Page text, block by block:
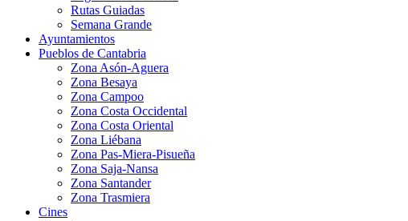
Rutas Guiadas
Semana Grande
Ayuntamientos
Pueblos de Cantabria
Zona Asón-Aguera
Zona Besaya
Zona Campoo
Zona Costa Occidental
Zona Costa Oriental
Zona Liébana
Zona Pas-Miera-Pisueña
Zona Saja-Nansa
Zona Santander
Zona Trasmiera
Cines